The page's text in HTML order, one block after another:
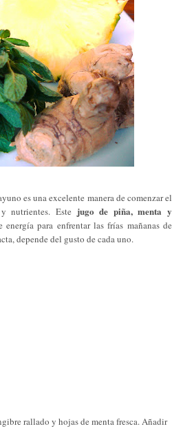
es una excelente manera de comenzar el
nutrientes. Este jugo de piña, menta y
para enfrentar las frías mañanas de
depende del gusto de cada uno.
rallado y hojas de menta fresca. Añadir